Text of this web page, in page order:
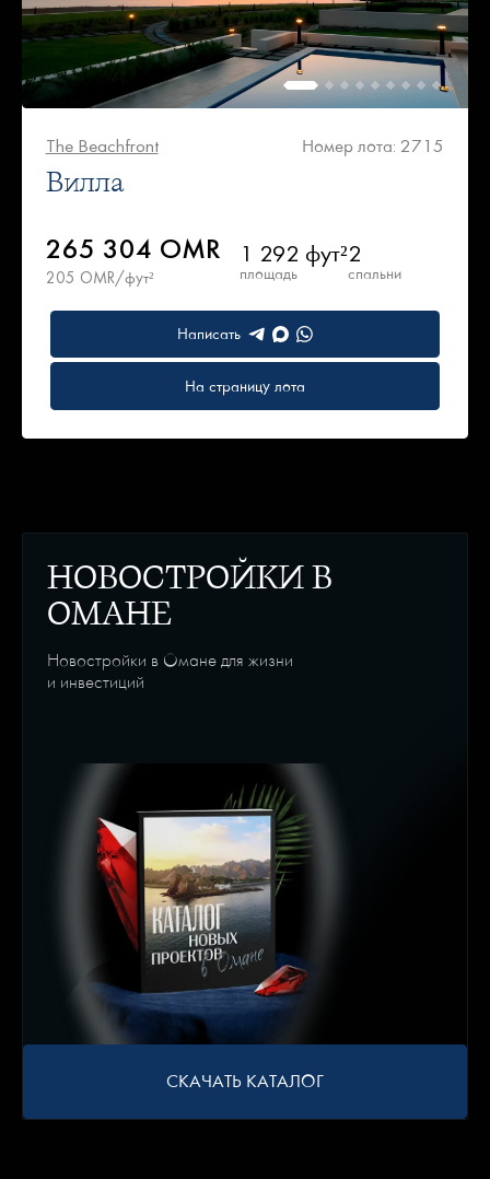
The Beachfront Номер лота: 2715
Вилла
265 304 OMR
205 OMR/фут²
1 292 фут²
площадь
2
спальни
Написать
На страницу лота
НОВОСТРОЙКИ В
ОМАНЕ
Новостройки в Омане для жизни
и инвестиций
СКАЧАТЬ КАТАЛОГ